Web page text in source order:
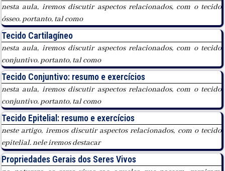
nesta aula, iremos discutir aspectos relacionados, com o tecido
ósseo. portanto, tal como
Tecido Cartilagíneo
nesta aula, iremos discutir aspectos relacionados, com o tecido
conjuntivo. portanto, tal como
Tecido Conjuntivo: resumo e exercícios
nesta aula, iremos discutir aspectos relacionados, com o tecido
conjuntivo. portanto, tal como
Tecido Epitelial: resumo e exercícios
neste artigo, iremos discutir aspectos relacionados, com o tecido
epitelial. nele iremos destacar
Propriedades Gerais dos Seres Vivos